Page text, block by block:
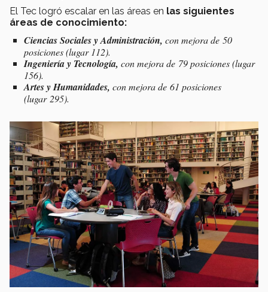
El Tec logró escalar en las áreas en las siguientes
áreas de conocimiento:
Ciencias Sociales y Administración, con mejora de 50
posiciones (lugar 112).
Ingeniería y Tecnología, con mejora de 79 posiciones (lugar
156).
Artes y Humanidades, con mejora de 61 posiciones
(lugar 295).